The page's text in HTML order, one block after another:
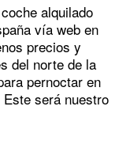
alquilado
vía web en
precios y
del norte de la
pernoctar en
será nuestro